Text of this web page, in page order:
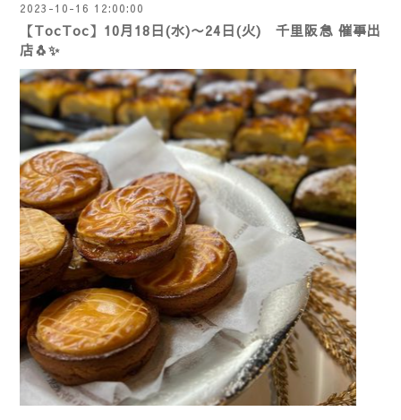
2023-10-16 12:00:00
【TocToc】10月18日(水)〜24日(火) 千里阪急 催事出
店🐧✨